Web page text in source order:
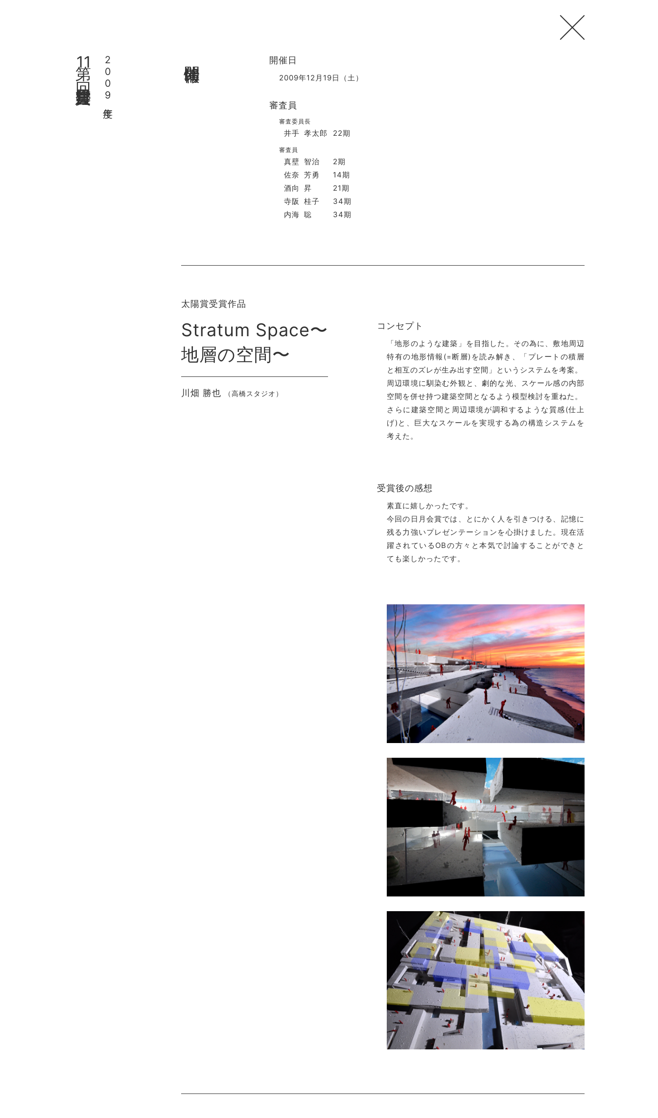
11
回 日月会建築賞 2009年度 開催日
2009年12月19日（土）
審査員
審査委員長
井手 孝太郎 22期
審査員
真壁 智治
2期
佐奈 芳勇
14期
酒向 昇
21期
寺阪 桂子
34期
内海 聡
34期
太陽賞受賞作品
Stratum Space〜
地層の空間〜
川畑 勝也 （高橋スタジオ）
コンセプト
「地形のような建築」を目指した。その為に、敷地周辺
特有の地形情報(=断層)を読み解き、「プレートの積層
と相互のズレが生み出す空間」というシステムを考案。
周辺環境に馴染む外観と、劇的な光、スケール感の内部
空間を併せ持つ建築空間となるよう模型検討を重ねた。
さらに建築空間と周辺環境が調和するような質感(仕上
げ)と、巨大なスケールを実現する為の構造システムを
考えた。
受賞後の感想
素直に嬉しかったです。
今回の日月会賞では、とにかく人を引きつける、記憶に
残る力強いプレゼンテーションを心掛けました。現在活
躍されているOBの方々と本気で討論することができと
ても楽しかったです。